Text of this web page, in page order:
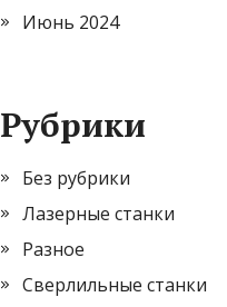
Июнь 2024
Рубрики
Без рубрики
Лазерные станки
Разное
Сверлильные станки